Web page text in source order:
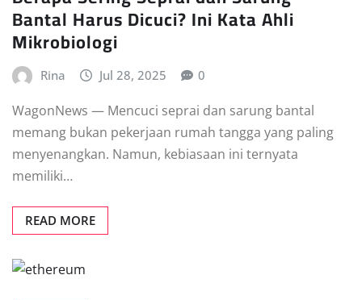
Bantal Harus Dicuci? Ini Kata Ahli
Mikrobiologi
Rina Jul 28, 2025 0
WagonNews — Mencuci seprai dan sarung bantal
memang bukan pekerjaan rumah tangga yang paling
menyenangkan. Namun, kebiasaan ini ternyata
memiliki…
READ MORE